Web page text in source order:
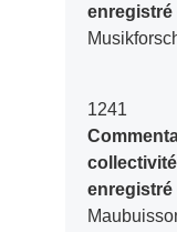
enregistré
1241
enregistré